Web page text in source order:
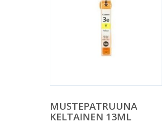
MUSTEPATRUUNA
KELTAINEN 13ML